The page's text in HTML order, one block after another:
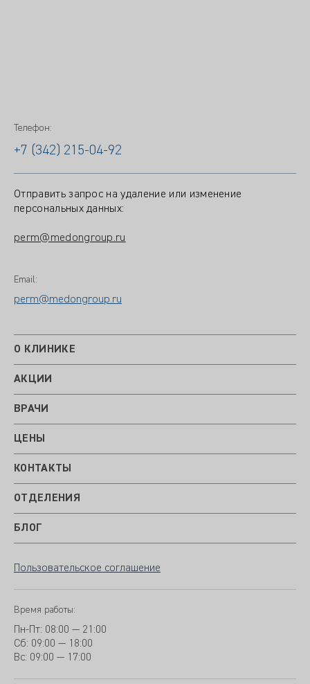
Телефон:
+7 (342) 215-04-92
Отправить запрос на удаление или изменение
персональных данных:
perm@medongroup.ru
Email:
perm@medongroup.ru
О КЛИНИКЕ
АКЦИИ
ВРАЧИ
ЦЕНЫ
КОНТАКТЫ
ОТДЕЛЕНИЯ
БЛОГ
Пользовательское соглашение
Время работы:
Пн-Пт: 08:00 — 21:00
Сб: 09:00 — 18:00
Вс: 09:00 — 17:00